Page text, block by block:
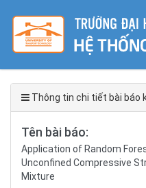
Thông tin chi tiết bài báo
Tên bài báo:
Application of Random
Unconfined Compressive
Mixture